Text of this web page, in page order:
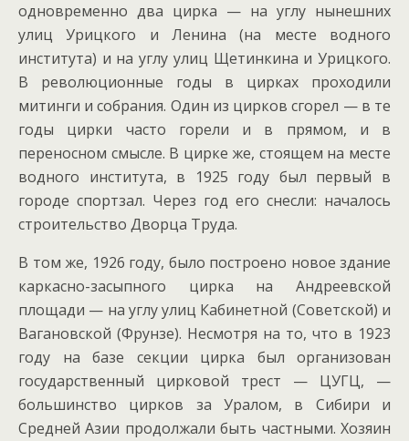
одновременно два цирка — на углу нынешних
улиц Урицкого и Ленина (на месте водного
института) и на углу улиц Щетинкина и Урицкого.
В революционные годы в цирках проходили
митинги и собрания. Один из цирков сгорел — в те
годы цирки часто горели и в прямом, и в
переносном смысле. В цирке же, стоящем на месте
водного института, в 1925 году был первый в
городе спортзал. Через год его снесли: началось
строительство Дворца Труда.
В том же, 1926 году, было построено новое здание
каркасно-засыпного цирка на Андреевской
площади — на углу улиц Кабинетной (Советской) и
Вагановской (Фрунзе). Несмотря на то, что в 1923
году на базе секции цирка был организован
государственный цирковой трест — ЦУГЦ, —
большинство цирков за Уралом, в Сибири и
Средней Азии продолжали быть частными. Хозяин